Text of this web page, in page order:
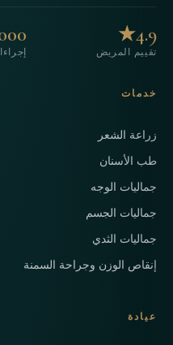
4.9★
تقييم المريض
خدمات
زراعة الشعر
طب الأسنان
جماليات الوجه
جماليات الجسم
جماليات الثدي
إنقاص الوزن وجراحة السمنة
عيادة